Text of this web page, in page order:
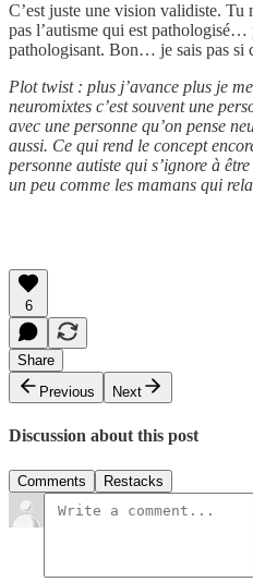
C’est juste une vision validiste.
pas l’autisme qui est pathologisé…
pathologisant. Bon… je sais pas si
Plot twist : plus j’avance plus je
neuromixtes c’est souvent une
avec une personne qu’on pense
aussi. Ce qui rend le concept
personne autiste qui s’ignore à
un peu comme les mamans qui
6
Share
Previous
Next
Discussion about this post
Comments Restacks